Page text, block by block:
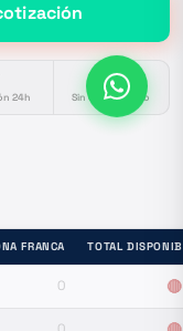
24h
🔒
Sin compromiso
FRANCA TOTAL
0 🔴